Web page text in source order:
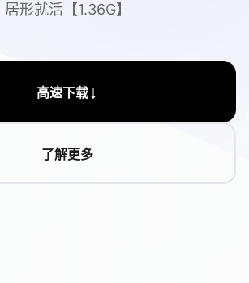
居形就活【1.36G】
高速下载↓
了解更多